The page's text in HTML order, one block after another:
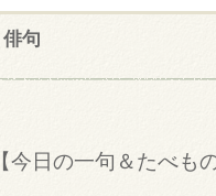
俳句
【今日の一句＆たべも